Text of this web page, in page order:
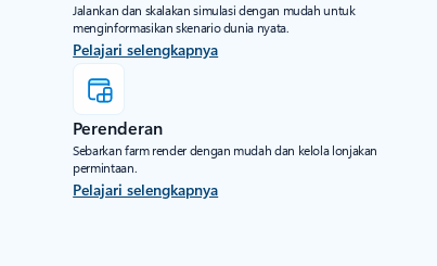
Jalankan dan skalakan simulasi dengan mudah untuk
menginformasikan skenario dunia nyata.
Pelajari selengkapnya
Perenderan
Sebarkan farm render dengan mudah dan kelola lonjakan
permintaan.
Pelajari selengkapnya